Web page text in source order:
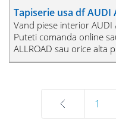
Tapiserie usa df AUDI
Vand piese interior AUDI
Puteti comanda online
ALLROAD sau orice alta
Prev
1